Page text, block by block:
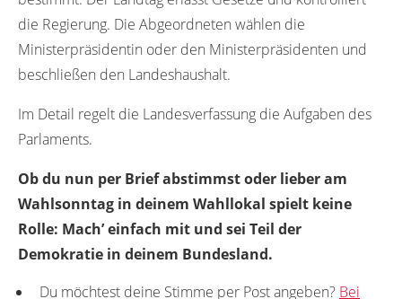
die Regierung. Die Abgeordneten wählen die
Ministerpräsidentin oder den Ministerpräsidenten und
beschließen den Landeshaushalt.
Im Detail regelt die Landesverfassung die Aufgaben des
Parlaments.
Ob du nun per Brief abstimmst oder lieber am
Wahlsonntag in deinem Wahllokal spielt keine
Rolle: Mach’ einfach mit und sei Teil der
Demokratie in deinem Bundesland.
Du möchtest deine Stimme per Post angeben? Bei